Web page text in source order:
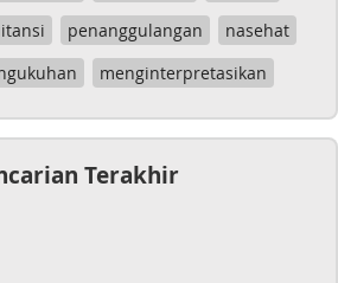
penanggulangan
nasehat
menginterpretasikan
Terakhir